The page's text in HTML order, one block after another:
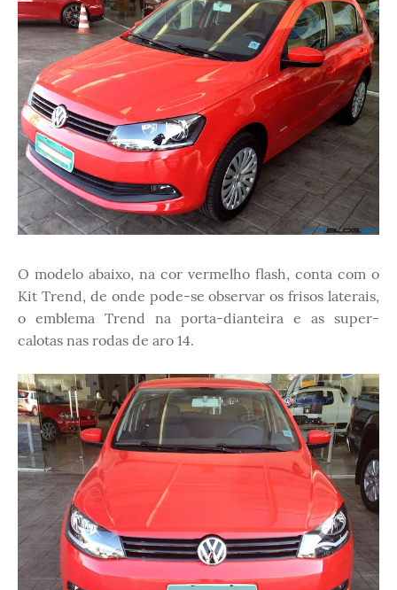
O modelo abaixo, na cor vermelho flash, conta com o
Kit Trend, de onde pode-se observar os frisos laterais,
o emblema Trend na porta-dianteira e as super-
calotas nas rodas de aro 14.